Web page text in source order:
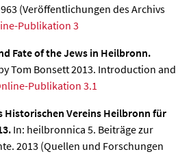
(Veröffentlichungen des Archivs
Publikation 3
Fate of the Jews in Heilbronn.
Tom Bonsett 2013. Introduction and
Publikation 3.1
Historischen Vereins Heilbronn für
In: heilbronnica 5. Beiträge zur
2013 (Quellen und Forschungen